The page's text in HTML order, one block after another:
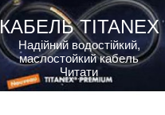
TITANEX
Надійний водостійкий,
маслостойкий кабель
Читати